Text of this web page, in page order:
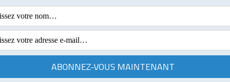
email pour vous inscrire. Ex. : abc@xyz.com
vos e-mails et confirme avoir pris connaissance
et mentions légales.
à tout moment en cliquant sur le lien présent dans nos